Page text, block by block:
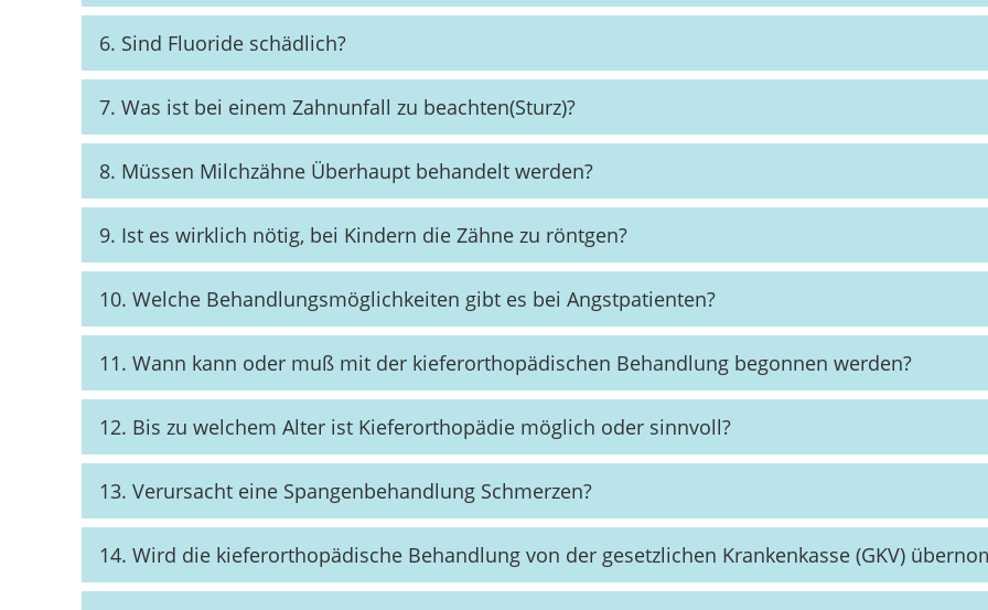
6. Sind Fluoride schädlich?
7. Was ist bei einem Zahnunfall zu beachten(Sturz)?
8. Müssen Milchzähne Überhaupt behandelt werden?
9. Ist es wirklich nötig, bei Kindern die Zähne zu röntgen?
10. Welche Behandlungsmöglichkeiten gibt es bei Angstpatienten?
11. Wann kann oder muß mit der kieferorthopädischen Behandlung begonnen werden?
12. Bis zu welchem Alter ist Kieferorthopädie möglich oder sinnvoll?
13. Verursacht eine Spangenbehandlung Schmerzen?
14. Wird die kieferorthopädische Behandlung von der gesetzlichen Krankenkasse (GKV)